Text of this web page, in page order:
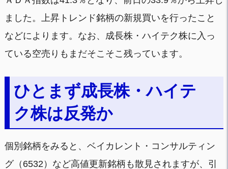
ました。上昇トレンド銘柄の新規買いを行ったこと
などによります。なお、成長株・ハイテク株に入っ
ている空売りもまだそこそこ残っています。
ひとまず成長株・ハイテ
ク株は反発か
個別銘柄をみると、ベイカレント・コンサルティン
グ（6532）など高値更新銘柄も散見されますが、引